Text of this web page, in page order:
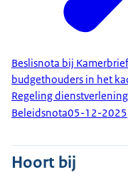
Beslisnota bij
budgethouders in het
Regeling
Beleidsnota05-12-2025
Hoort bij